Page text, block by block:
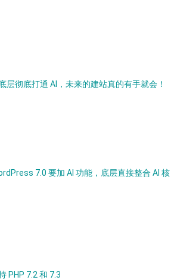
层彻底打通 AI，未来的建站真的有手就会！
7.0 要加 AI 功能，底层直接整合 AI 核
PHP 7.2 和 7.3